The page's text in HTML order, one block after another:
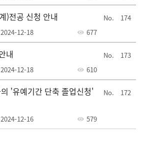
174
)전공 신청 안내
2024-12-18 677
173
내
2024-12-18 610
172
'유예기간 단축 졸업신청'
2024-12-16 579